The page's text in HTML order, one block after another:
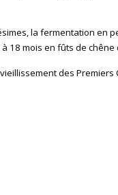
la fermentation en
mois en fûts de chêne
des Premiers